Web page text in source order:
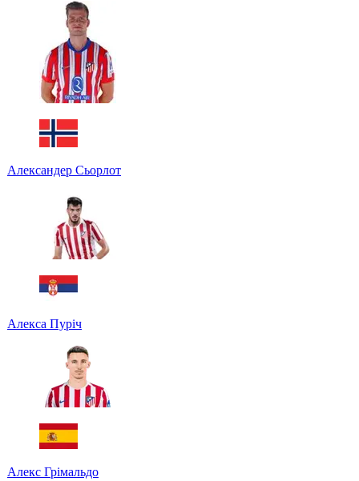
Александер Сьорлот
Алекса Пуріч
Алекс Грімальдо